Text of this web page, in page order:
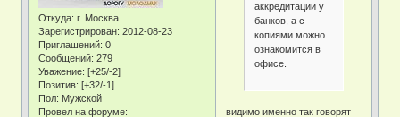
Откуда: г. Москва
Зарегистрирован: 2012-08-23
Приглашений: 0
Сообщений: 279
Уважение: [+25/-2]
Позитив: [+32/-1]
Пол: Мужской
Провел на форуме:
аккредитации у
банков, а с
копиями можно
ознакомится в
офисе.
видимо именно так говорят